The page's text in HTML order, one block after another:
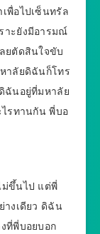
พื่อไปเซ็นทรัล
าะยังมีอารมณ์
ยตัดสินใจขับ
าลัยดิฉันก็โทร
ฉันอยู่ที่มหาลัย
รทานกัน พี่บอ
ม่ขึ้นไป แต่พี่
างเดียว ดิฉัน
ที่พี่บอยบอก